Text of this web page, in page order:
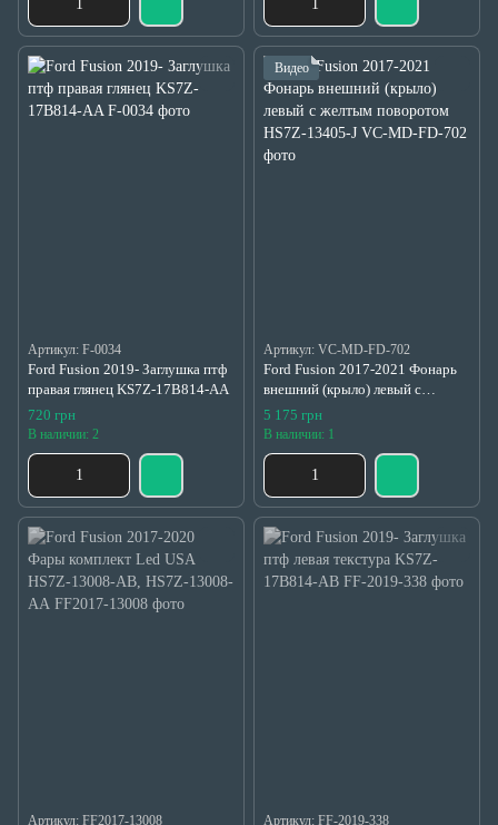
Артикул: F-0034
Ford Fusion 2019- Заглушка птф
правая глянец KS7Z-17B814-AA
720 грн
В наличии: 2
Видео
Артикул: VC-MD-FD-702
Ford Fusion 2017-2021 Фонарь
внешний (крыло) левый с
желтым поворотом HS7Z-13405-
J
5 175 грн
В наличии: 1
Артикул: FF2017-13008 Артикул: FF-2019-338